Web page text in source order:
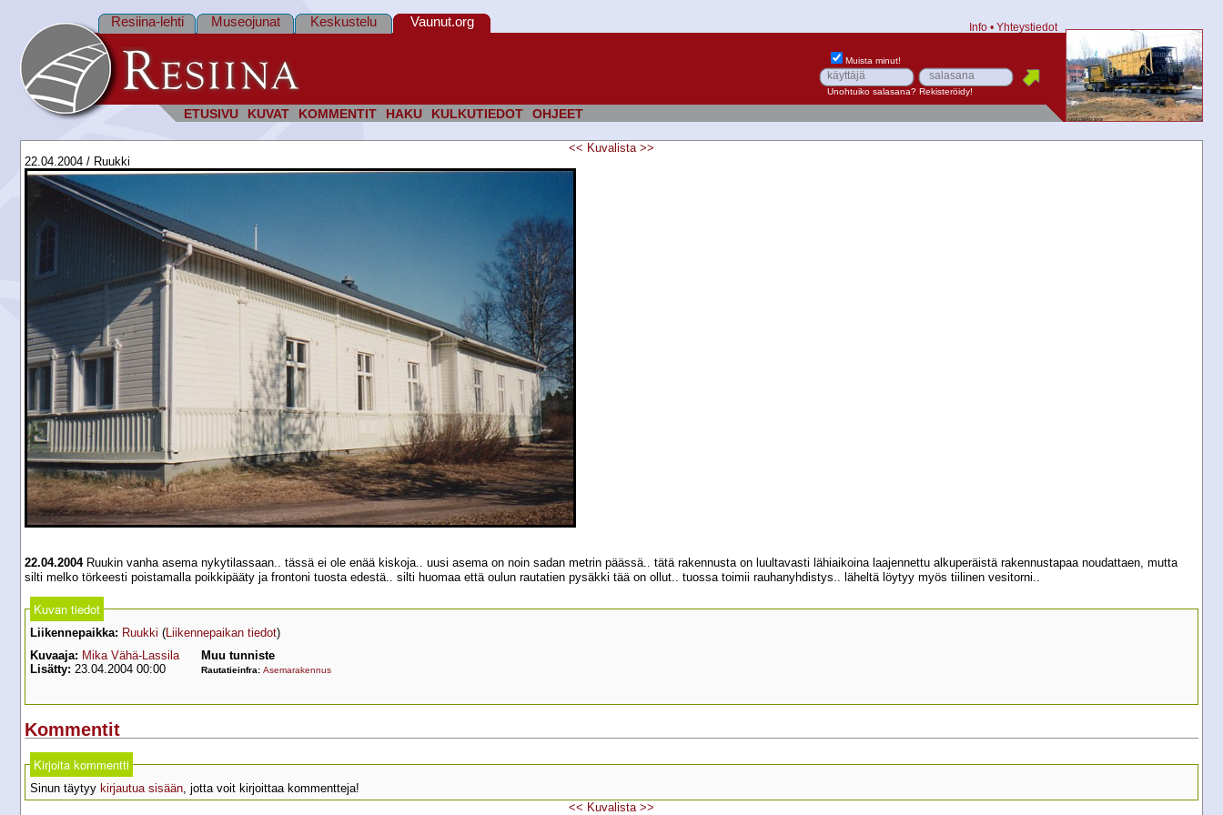
ETUSIVU KUVAT KOMMENTIT HAKU KULKUTIEDOT OHJEET
Resiina-lehti Museojunat Keskustelu Vaunut.org Info • Yhteystiedot
Muista minut!
Unohtuiko salasana? Rekisteröidy!
<< Kuvalista >>
22.04.2004 / Ruukki
22.04.2004Ruukin vanha asema nykytilassaan.. tässä ei ole enää kiskoja.. uusi asema on noin sadan metrin päässä.. tätä rakennusta on luultavasti lähiaikoina laajennettu alkuperäistä rakennustapaa noudattaen, mutta
silti melko törkeesti poistamalla poikkipääty ja frontoni tuosta edestä.. silti huomaa että oulun rautatien pysäkki tää on ollut.. tuossa toimii rauhanyhdistys.. läheltä löytyy myös tiilinen vesitorni..
Kuvan tiedot
Liikennepaikka: Ruukki (Liikennepaikan tiedot)
Kuvaaja: Mika Vähä-Lassila
Lisätty: 23.04.2004 00:00
Muu tunniste
Rautatieinfra: Asemarakennus
Kommentit
Kirjoita kommentti
Sinun täytyy kirjautua sisään, jotta voit kirjoittaa kommentteja!
<< Kuvalista >>